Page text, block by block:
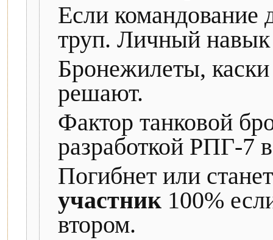
Если командование
труп. Личный
Бронежилеты,
решают.
Фактор танковой
разработкой РПГ-7
Погибнет или
участник 100%
втором.